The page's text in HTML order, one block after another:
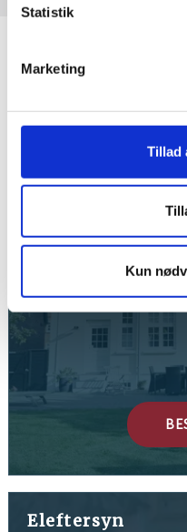
Statistik
Marketing
Tillad
Kun
Vælg et af
produkter
Få tjekket tilstanden på
LÆS MERE
Eleftersyn